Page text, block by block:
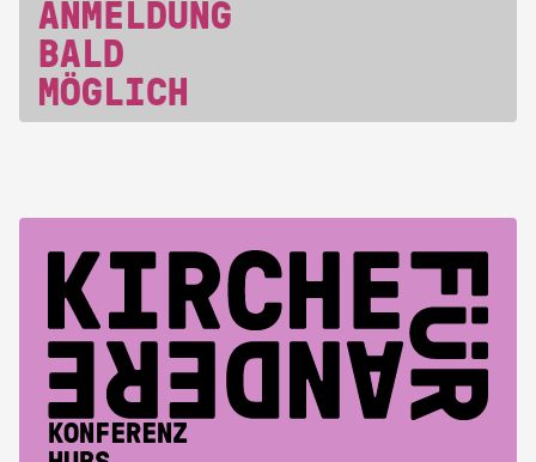
ANMELDUNG
BALD
MÖGLICH
KONFERENZ